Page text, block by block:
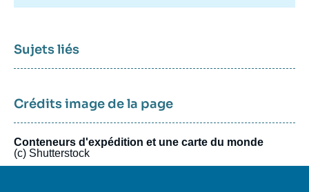
confiance et en reconfigurant le système monétaire mondial.
Elles interrogent le rôle de plusieurs acteurs-clés : fonds
souverains, banques centrales, plateformes numériques,
financières. Dans un contexte de rupture profonde, il ne suffit
plus de raffiner les approches existantes. L'initiative est conçue
proposer à la fois des lectures globales et des analyses
ciblées. Elle permet également à des acteurs et experts
d’horizons variés d’en débattre librement.
Sujets liés
Crédits image de la page
Conteneurs d'expédition et une carte du monde
(c) Shutterstock